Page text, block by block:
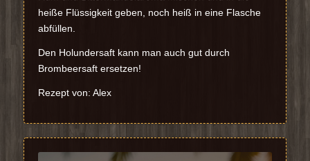
heiße Flüssigkeit geben, noch heiß in eine Flasche
abfüllen.
Den Holundersaft kann man auch gut durch
Brombeersaft ersetzen!
Rezept von: Alex